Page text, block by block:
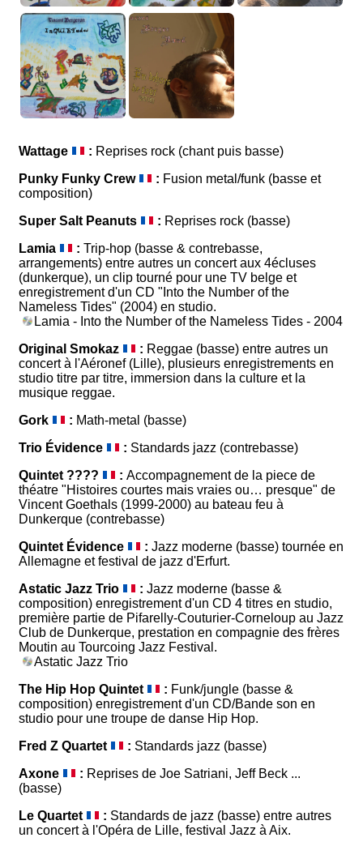
2016
2018
Berger Rond
-
inQUIETudes
- 2018
Rond -
En
Dehors
de Tout
(2019) -
Wattage : Reprises rock (chant puis basse)
Punky Funky Crew
: Fusion metal/funk (basse et
composition)
Super Salt Peanuts
: Reprises rock (basse)
Lamia
: Trip-hop (basse & contrebasse,
arrangements) entre autres un concert aux 4écluses
(dunkerque), un clip tourné pour une TV belge et
enregistrement d'un CD "Into the Number of the
Nameless Tides" (2004) en studio.
Lamia - Into the Number of the Nameless Tides - 2004
Original Smokaz
: Reggae (basse) entre autres un
concert à l'Aéronef (Lille), plusieurs enregistrements en
studio titre par titre, immersion dans la culture et la
musique reggae.
Gork
: Math-metal (basse)
Trio Évidence
: Standards jazz (contrebasse)
Quintet ????
: Accompagnement de la piece de
théatre "Histoires courtes mais vraies ou… presque" de
Vincent Goethals (1999-2000) au bateau feu à
Dunkerque (contrebasse)
Quintet Évidence
: Jazz moderne (basse) tournée en
Allemagne et festival de jazz d'Erfurt.
Astatic Jazz Trio
: Jazz moderne (basse &
composition) enregistrement d'un CD 4 titres en studio,
première partie de Pifarelly-Couturier-Corneloup au Jazz
Club de Dunkerque, prestation en compagnie des frères
Moutin au Tourcoing Jazz Festival.
Astatic Jazz Trio
The Hip Hop Quintet
: Funk/jungle (basse &
composition) enregistrement d'un CD/Bande son en
studio pour une troupe de danse Hip Hop.
Fred Z Quartet
: Standards jazz (basse)
Axone
: Reprises de Joe Satriani, Jeff Beck ...
(basse)
Le Quartet
: Standards de jazz (basse) entre autres
un concert à l'Opéra de Lille, festival Jazz à Aix.